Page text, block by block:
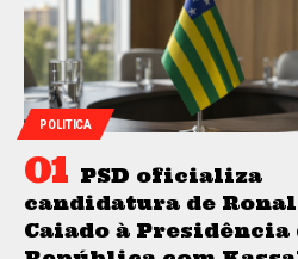
POLITICA
PSD oficializa
candidatura de
Caiado à Presidência